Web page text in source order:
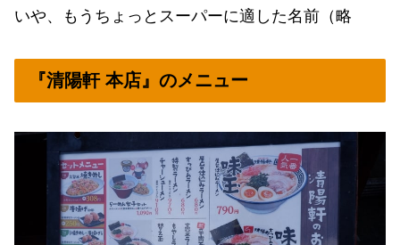
いや、もうちょっとスーパーに適した名前（略
『清陽軒 本店』のメニュー